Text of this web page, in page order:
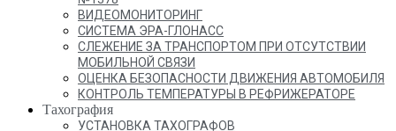
ВИДЕОМОНИТОРИНГ
СИСТЕМА ЭРА-ГЛОНАСС
СЛЕЖЕНИЕ ЗА ТРАНСПОРТОМ ПРИ ОТСУТСТВИИ
МОБИЛЬНОЙ СВЯЗИ
ОЦЕНКА БЕЗОПАСНОСТИ ДВИЖЕНИЯ АВТОМОБИЛЯ
КОНТРОЛЬ ТЕМПЕРАТУРЫ В РЕФРИЖЕРАТОРЕ
Тахография
УСТАНОВКА ТАХОГРАФОВ